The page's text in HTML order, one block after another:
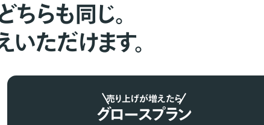
らも同じ。
ただけます。
売り上げが増えたら
グロースプラン